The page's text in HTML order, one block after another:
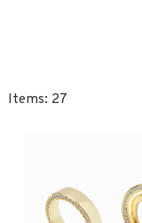
27